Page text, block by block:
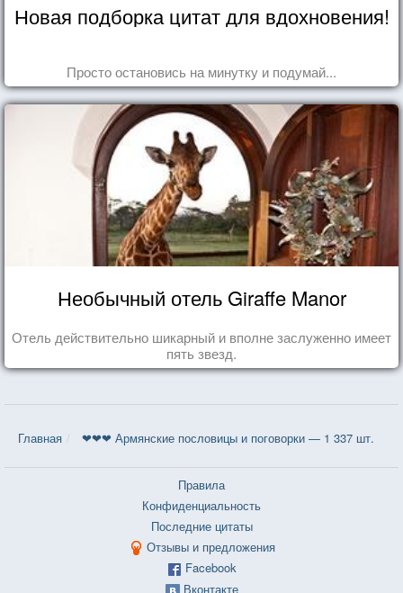
Новая подборка цитат для вдохновения!
Просто остановись на минутку и подумай...
Необычный отель Giraffe Manor
Отель действительно шикарный и вполне заслуженно имеет
пять звезд.
Главная ❤❤❤ Армянские пословицы и поговорки — 1 337 шт.
Правила
Конфиденциальность
Последние цитаты
Отзывы и предложения
Facebook
Вконтакте